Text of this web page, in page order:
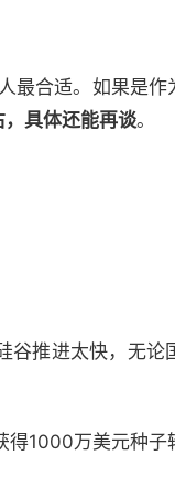
最合适。如果是
具体还能再谈。
推进太快，无论
1000万美元种